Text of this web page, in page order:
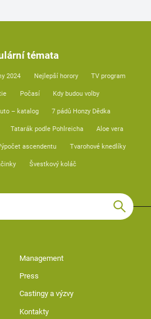
témata
2024 Nejlepší horory TV program
Počasí Kdy budou volby
– katalog 7 pádů Honzy Dědka
Tatarák podle Pohlreicha Aloe vera
ascendentu Tvarohové knedlíky
Švestkový koláč
Management
Press
Castingy a výzvy
Kontakty